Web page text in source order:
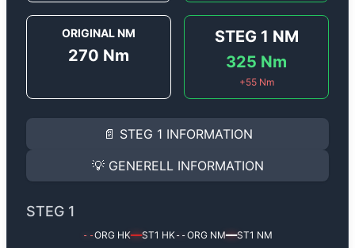
ORIGINAL NM
270 Nm
STEG 1 NM
325 Nm
+55Nm
📄 STEG 1 INFORMATION
INFORMATION
Steg 1
Renault Megane 1.9 DCi
Effekten ökar från120 hktill150 hkoch
(+30 hk & +55 Nm).
Ger mer effekt, högre vridmoment, lägre
Steg 1 mjukvara justerar vi ett antal
💡 GENERELL INFORMATION
✅ All mjukvara är skräddarsydd för din bil
✅ Felsökning inann samt efter optimering
STEG 1
--ORG HK━━ST1 HK--ORG NM━━ST1 NM